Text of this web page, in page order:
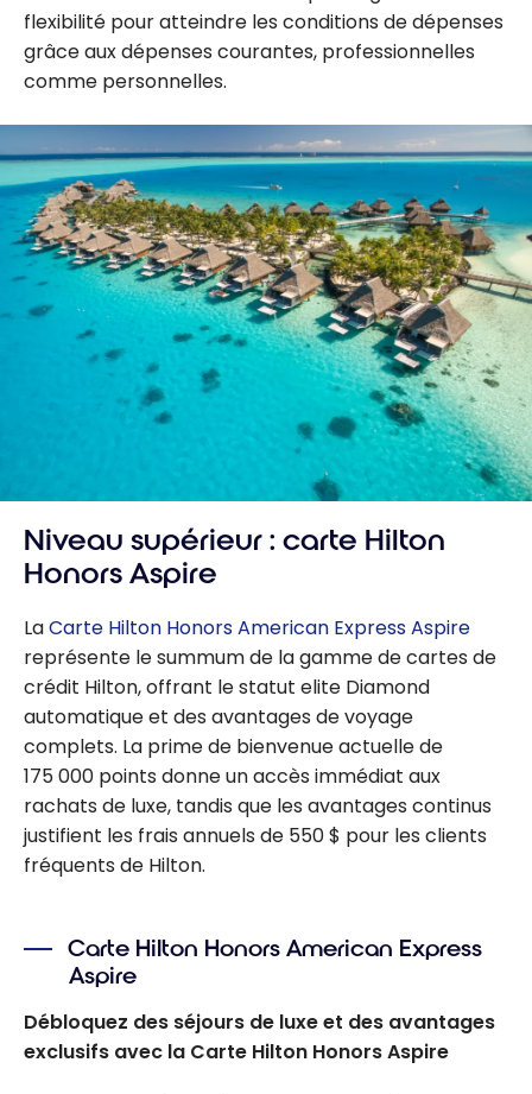
flexibilité pour atteindre les conditions de dépenses
grâce aux dépenses courantes, professionnelles
comme personnelles.
Niveau supérieur : carte Hilton
Honors Aspire
LaCarte Hilton Honors American Express Aspire
représente le summum de la gamme de cartes de
crédit Hilton, offrant le statut elite Diamond
automatique et des avantages de voyage
complets. La prime de bienvenue actuelle de
175 000 points donne un accès immédiat aux
rachats de luxe, tandis que les avantages continus
justifient les frais annuels de 550 $ pour les clients
fréquents de Hilton.
Carte Hilton Honors American Express
Aspire
Débloquez des séjours de luxe et des avantages
exclusifs avec la Carte Hilton Honors Aspire